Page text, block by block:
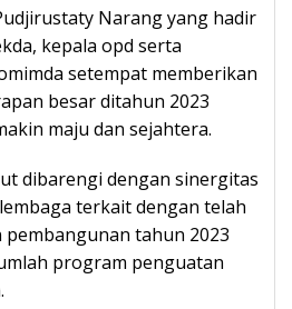
Narang yang hadir
kepala opd serta
setempat memberikan
besar ditahun 2023
maju dan sejahtera.
dibarengi dengan sinergitas
terkait dengan telah
tahun 2023
program penguatan